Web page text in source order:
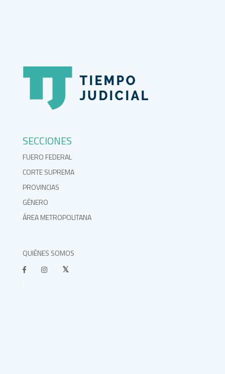
SECCIONES
FUERO FEDERAL
CORTE SUPREMA
PROVINCIAS
GÉNERO
ÁREA METROPOLITANA
QUIÉNES SOMOS